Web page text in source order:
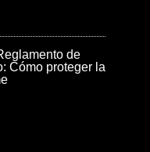
de
Cómo proteger la